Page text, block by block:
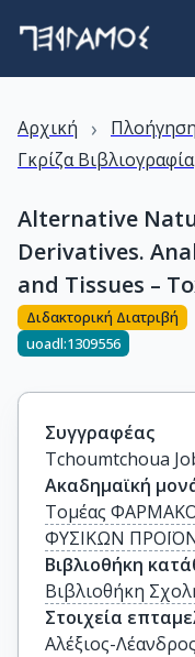
Αρχική › Πλοήγηση
Γκρίζα Βιβλιογραφία
Alternative
Derivatives.
and Tissues –
Διδακτορική Διατριβή
uoadl:1309556
Συγγραφέας
Tchoumtchoua
Ακαδημαϊκή
Τομέας
ΦΥΣΙΚΩΝ
Βιβλιοθήκη
Βιβλιοθήκη
Στοιχεία
Αλέξιος-